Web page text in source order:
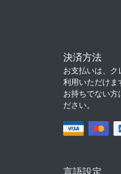
決済方法
お支払いは、ク
利用いただけま
お持ちでない方
ださい。
言語設定